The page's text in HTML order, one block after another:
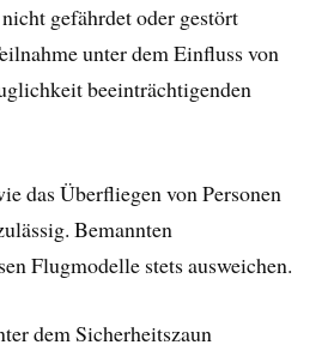
gefährdet oder gestört
unter dem Einfluss von
beeinträchtigenden
das Überfliegen von Personen
Bemannten
Flugmodelle stets ausweichen.
dem Sicherheitszaun